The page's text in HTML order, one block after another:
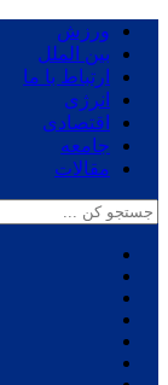
ورزش
بین الملل
ارتباط با ما
انرژی
اقتصادی
جامعه
مقالات